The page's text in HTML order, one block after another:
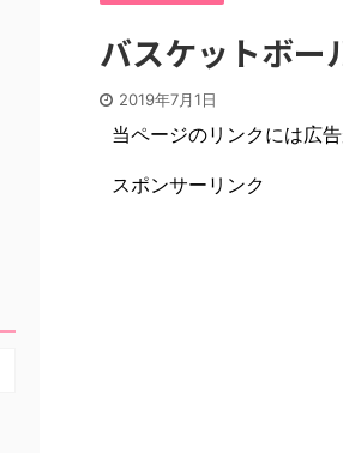
バスケットボー
2019年7月1日
当ページのリンクには広
スポンサーリンク